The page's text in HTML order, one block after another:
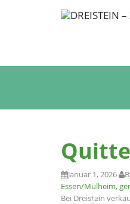
Januar 1, 2026
Essen/Mülheim,
Bei Dreistein